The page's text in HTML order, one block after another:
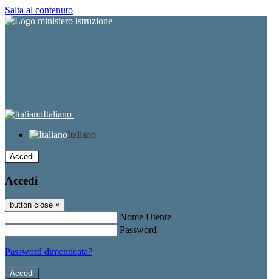
Salta al contenuto
Italiano
Italiano
Accedi
Accedi
button close ×
Nome Utente
Password
Password dimenticata?